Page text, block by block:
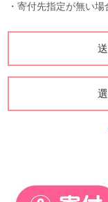
・寄付先指定が無い場